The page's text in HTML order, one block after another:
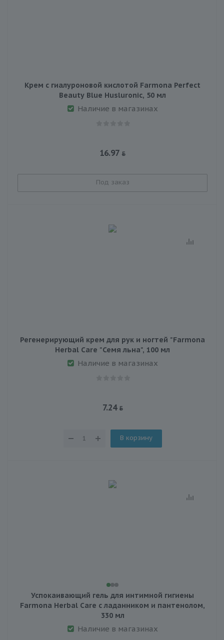
Крем с гиалуроновой кислотой Farmona Perfect
Beauty Blue Husluronic, 50 мл
Наличие в магазинах
16.97
Под заказ
Регенерирующий крем для рук и ногтей "Farmona
Herbal Care "Семя льна", 100 мл
Наличие в магазинах
7.24
В корзину
Успокаивающий гель для интимной гигиены
Farmona Herbal Care с ладанником и пантенолом,
330 мл
Наличие в магазинах